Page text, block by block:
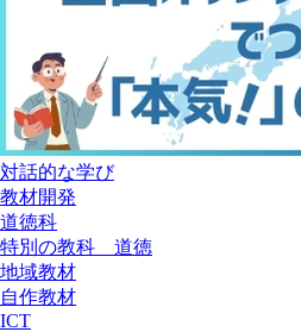
対話的な学び
教材開発
道徳科
特別の教科 道徳
地域教材
自作教材
ICT